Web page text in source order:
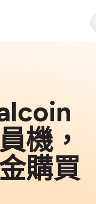
機，
購買